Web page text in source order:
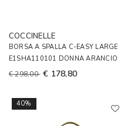
COCCINELLE
BORSA A SPALLA C-EASY LARGE
E1SHA110101 DONNA ARANCIO
€ 298,00 € 178,80
40%